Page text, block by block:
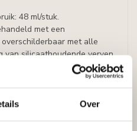
Over
48 ml/stuk.
met een
met alle
van silicaathoudende verven.